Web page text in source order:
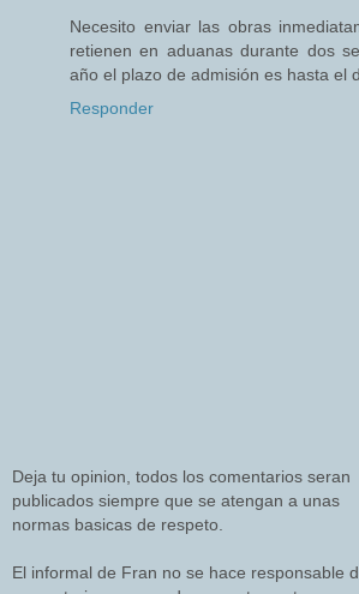
Necesito enviar las obras
retienen en aduanas durante dos
año el plazo de admisión es hasta el
Responder
Deja tu opinion, todos los comentarios seran
publicados siempre que se atengan a unas
normas basicas de respeto.
El informal de Fran no se hace responsable